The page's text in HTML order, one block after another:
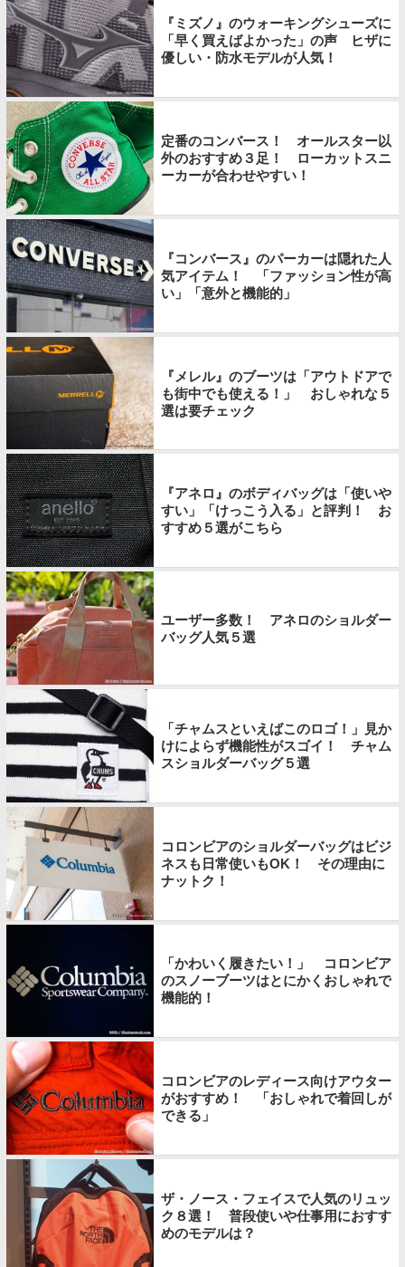
『ミズノ』のウォーキングシューズに
「早く買えばよかった」の声 ヒザに
優しい・防水モデルが人気！
定番のコンバース！ オールスター以
外のおすすめ３足！ ローカットスニ
ーカーが合わせやすい！
『コンバース』のパーカーは隠れた人
気アイテム！ 「ファッション性が高
い」「意外と機能的」
『メレル』のブーツは「アウトドアで
も街中でも使える！」 おしゃれな５
選は要チェック
『アネロ』のボディバッグは「使いや
すい」「けっこう入る」と評判！ お
すすめ５選がこちら
ユーザー多数！ アネロのショルダー
バッグ人気５選
「チャムスといえばこのロゴ！」見か
けによらず機能性がスゴイ！ チャム
スショルダーバッグ５選
コロンビアのショルダーバッグはビジ
ネスも日常使いもOK！ その理由に
ナットク！
「かわいく履きたい！」 コロンビア
のスノーブーツはとにかくおしゃれで
機能的！
コロンビアのレディース向けアウター
がおすすめ！ 「おしゃれで着回しが
できる」
ザ・ノース・フェイスで人気のリュッ
ク８選！ 普段使いや仕事用におすす
めのモデルは？